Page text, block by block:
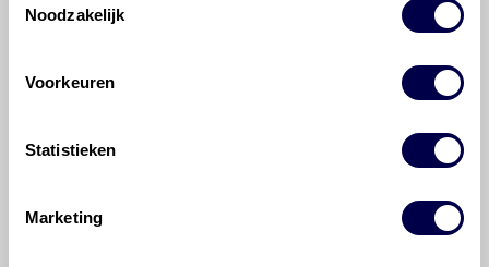
Noodzakelijk
Voorkeuren
Statistieken
Marketing
Veelgestelde vragen over